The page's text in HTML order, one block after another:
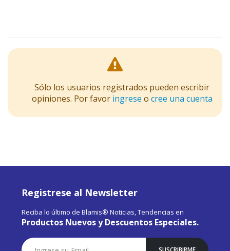
Sólo los usuarios registrados pueden escribir
opiniones. Por favor ingrese o cree una cuenta
Registrese al Newsletter
Reciba lo último de Blamis® Noticias, Tendencias en
Productos Nuevos y Descuentos Especiales.
Suscríbase